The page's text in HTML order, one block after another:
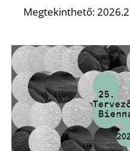
Megtekinthető: